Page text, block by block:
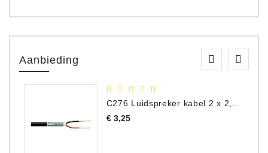
Aanbieding
€ 3,25Prijs